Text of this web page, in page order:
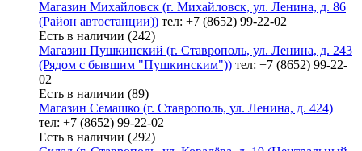
Магазин Михайловск (г. Михайловск, ул. Ленина, д. 86
(Район автостанции)) тел: +7 (8652) 99-22-02
Есть в наличии (242)
Магазин Пушкинский (г. Ставрополь, ул. Ленина, д. 243
(Рядом с бывшим "Пушкинским")) тел: +7 (8652) 99-22-
02
Есть в наличии (89)
Магазин Семашко (г. Ставрополь, ул. Ленина, д. 424)
тел: +7 (8652) 99-22-02
Есть в наличии (292)